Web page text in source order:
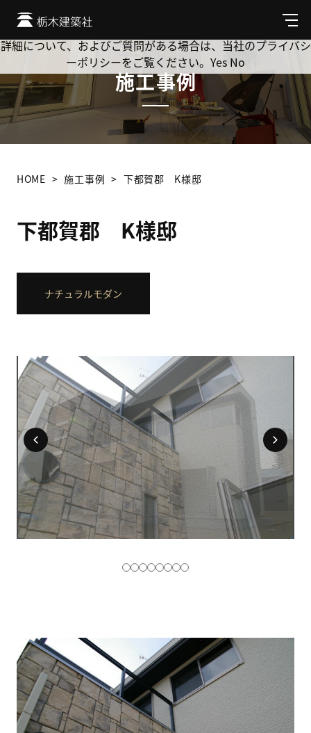
メ
ニ
ュ
施工事例
HOME 施工事例 下都賀郡 K様邸
下都賀郡 K様邸
ナチュラルモダン
Cookie を使用して、お客様の活動を追跡してもよろしいです
か? 当社ではお客様のプライバシーを極めて重視しています。
詳細について、およびご質問がある場合は、当社のプライバシ
ーポリシーをご覧ください。 Yes No